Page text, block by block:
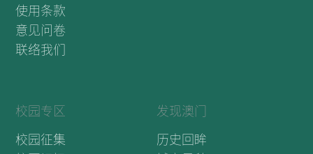
使用条款
意见问卷
联络我们
校园专区
校园征集
发现澳门
历史回眸